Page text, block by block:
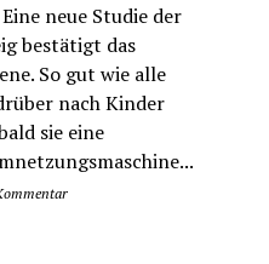
neue Studie der
bestätigt das
So gut wie alle
nach Kinder
sie eine